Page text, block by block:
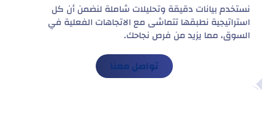
نستخدم بيانات دقيقة وتحليلات شاملة لنضمن أن كل
استراتيجية نطبقها تتماشى مع الاتجاهات الفعلية في
السوق، مما يزيد من فرص نجاحك.
تواصل معنا